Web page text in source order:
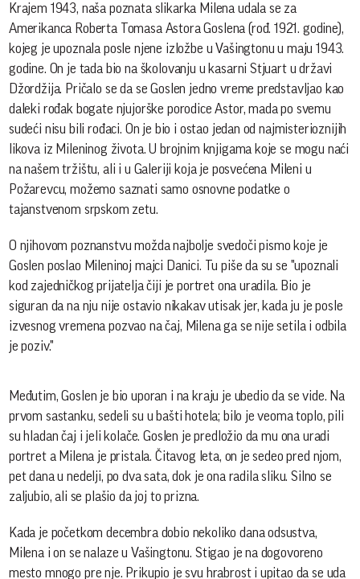
Krajem 1943, naša poznata slikarka Milena udala se za
Amerikanca Roberta Tomasa Astora Goslena (rođ. 1921. godine),
kojeg je upoznala posle njene izložbe u Vašingtonu u maju 1943.
godine. On je tada bio na školovanju u kasarni Stjuart u državi
Džordžija. Pričalo se da se Goslen jedno vreme predstavljao kao
daleki rođak bogate njujorške porodice Astor, mada po svemu
sudeći nisu bili rođaci. On je bio i ostao jedan od najmisterioznijih
likova iz Mileninog života. U brojnim knjigama koje se mogu naći
na našem tržištu, ali i u Galeriji koja je posvećena Mileni u
Požarevcu, možemo saznati samo osnovne podatke o
tajanstvenom srpskom zetu.
O njihovom poznanstvu možda najbolje svedoči pismo koje je
Goslen poslao Mileninoj majci Danici. Tu piše da su se "upoznali
kod zajedničkog prijatelja čiji je portret ona uradila. Bio je
siguran da na nju nije ostavio nikakav utisak jer, kada ju je posle
izvesnog vremena pozvao na čaj, Milena ga se nije setila i odbila
je poziv."
Međutim, Goslen je bio uporan i na kraju je ubedio da se vide. Na
prvom sastanku, sedeli su u bašti hotela; bilo je veoma toplo, pili
su hladan čaj i jeli kolače. Goslen je predložio da mu ona uradi
portret a Milena je pristala. Čitavog leta, on je sedeo pred njom,
pet dana u nedelji, po dva sata, dok je ona radila sliku. Silno se
zaljubio, ali se plašio da joj to prizna.
Kada je početkom decembra dobio nekoliko dana odsustva,
Milena i on se nalaze u Vašingtonu. Stigao je na dogovoreno
mesto mnogo pre nje. Prikupio je svu hrabrost i upitao da se uda